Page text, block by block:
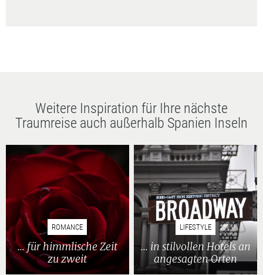
Weitere Inspiration für Ihre nächste
Traumreise auch außerhalb Spanien Inseln
ROMANCE
... für himmlische Zeit
zu zweit
LIFESTYLE
... in stilvollen Hotels an
angesagten Orten